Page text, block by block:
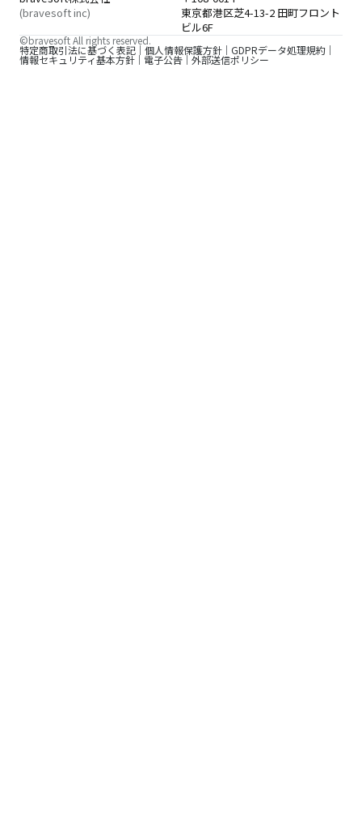
(bravesoft inc)
東京都港区芝4-13-2 田町フロント
ビル6F
特定商取引法に基づく表記 個人情報保護方針 GDPRデータ処理規約
情報セキュリティ基本方針 電子公告 外部送信ポリシー
©bravesoft All rights reserved.